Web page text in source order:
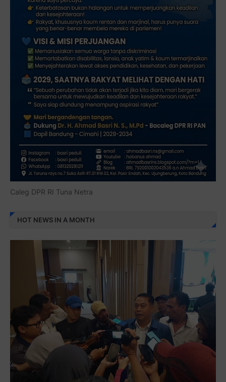
Caleg DPR RI Tuna Netra
HOT NEWS IN A MONTH